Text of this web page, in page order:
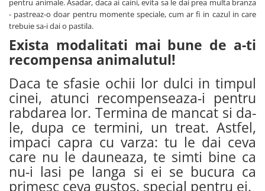
pentru animale. Asadar, daca ai caini, evita sa le dai prea multa branza
- pastreaz-o doar pentru momente speciale, cum ar fi in cazul in care
trebuie sa-i dai o pastila.
Exista modalitati mai bune de a-ti
recompensa animalutul!
Daca te sfasie ochii lor dulci in timpul
cinei, atunci recompenseaza-i pentru
rabdarea lor. Termina de mancat si da-
le, dupa ce termini, un treat. Astfel,
impaci capra cu varza: tu le dai ceva
care nu le dauneaza, te simti bine ca
nu-i lasi pe langa si ei se bucura ca
primesc ceva gustos, special pentru ei.